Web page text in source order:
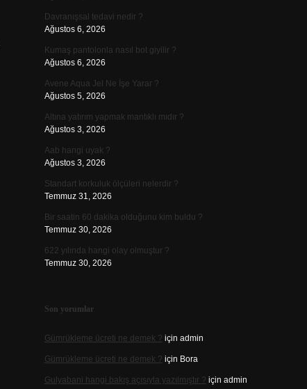
Davranışsal tedavi nedir ?
Ağustos 6, 2026
Kumaş pantolonla nasıl bot giyilir ?
Ağustos 6, 2026
Avene Aqua Jel Ne İşe Yarar ?
Ağustos 5, 2026
Altına yatırım yapmak mantıklı mıdır ?
Ağustos 3, 2026
Aab hangi uyak ?
Ağustos 3, 2026
Standart korkuluk ölçüleri nelerdir ?
Temmuz 31, 2026
Bir saatin 60 dakika olduğunu kim buldu ?
Temmuz 30, 2026
622 yılında hangi olay olmuştur ?
Temmuz 30, 2026
Son yorumlar
Gümrükleme ücreti ne demek ? için admin
Gümrükleme ücreti ne demek ? için Bora
Gulyabani hangi bakış açısıyla yazılmıştır ? için admin